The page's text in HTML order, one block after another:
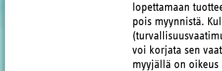
lopettamaan
pois myynnistä.
voi korjata sen
myyjällä on